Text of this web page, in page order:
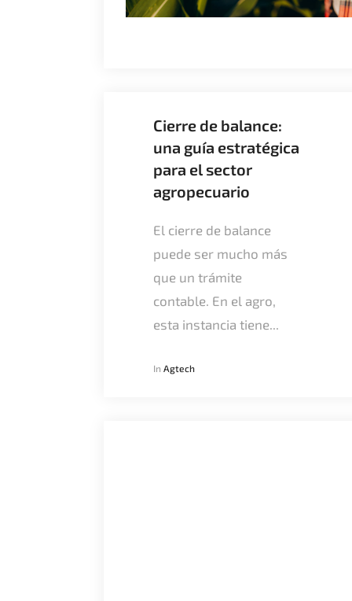
Cierre de balance:
una guía estratégica
para el sector
agropecuario
El cierre de balance
puede ser mucho más
que un trámite
contable. En el agro,
esta instancia tiene...
In Agtech